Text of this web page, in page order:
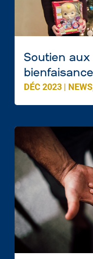
Soutien
cette
DÉC 2023 | NEWS